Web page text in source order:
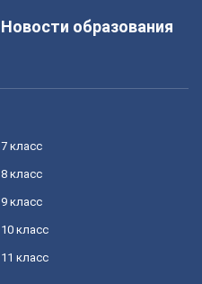
Новости образования
7 класс
8 класс
9 класс
10 класс
11 класс